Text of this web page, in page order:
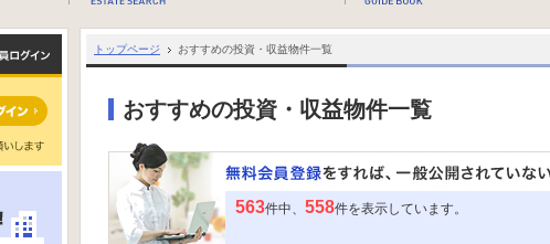
トップページ おすすめの投資・収益物件一覧
おすすめの投資・収益物件一覧
563件中、 558件を表示しています。